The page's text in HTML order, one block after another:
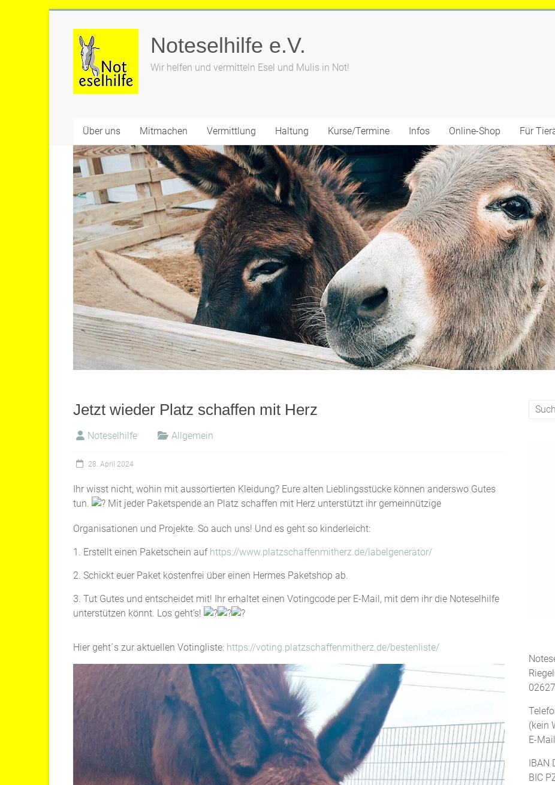
springen
Noteselhilfe e.V.
Wir helfen und vermitteln Esel und Mulis in Not!
Über uns Mitmachen Vermittlung Haltung Kurse/Termine Infos Online-Shop Für
Jetzt wieder Platz schaffen mit Herz
Noteselhilfe Allgemein
28. April 2024
Ihr wisst nicht, wohin mit aussortierten Kleidung? Eure alten Lieblingsstücke können anderswo Gutes
tun.
Mit jeder Paketspende an Platz schaffen mit Herz unterstützt ihr gemeinnützige
Organisationen und Projekte. So auch uns! Und es geht so kinderleicht:
1. Erstellt einen Paketschein auf https://www.platzschaffenmitherz.de/labelgenerator/
2. Schickt euer Paket kostenfrei über einen Hermes Paketshop ab.
3. Tut Gutes und entscheidet mit! Ihr erhaltet einen Votingcode per E-Mail, mit dem ihr die Noteselhilfe
unterstützen könnt. Los geht’s!
Hier geht´s zur aktuellen Votingliste: https://voting.platzschaffenmitherz.de/bestenliste/
(kein
E-
IBAN
BIC